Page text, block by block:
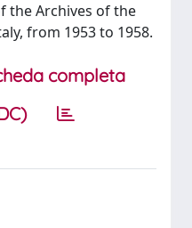
the Archives of the
from 1953 to 1958.
completa